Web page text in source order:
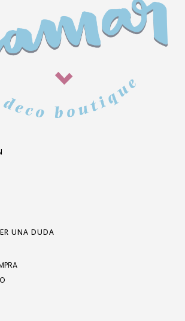
UNA DUDA